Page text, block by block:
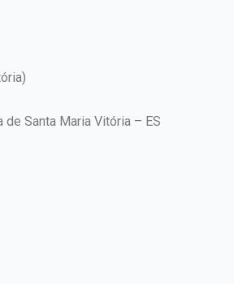
Santa Maria Vitória – ES